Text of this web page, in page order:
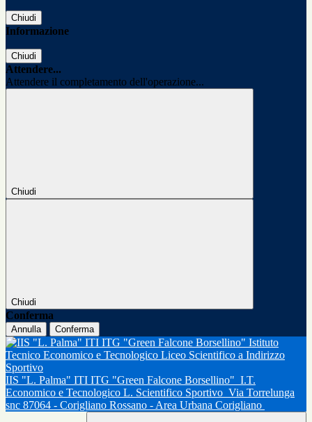
Chiudi
Informazione
Chiudi
Attendere...
Attendere il completamento dell'operazione...
Chiudi
Chiudi
Conferma
Annulla Conferma
IIS "L. Palma" ITI ITG "Green Falcone Borsellino" I.T.
Economico e Tecnologico L. Scientifico Sportivo Via Torrelunga
snc 87064 - Corigliano Rossano - Area Urbana Corigliano